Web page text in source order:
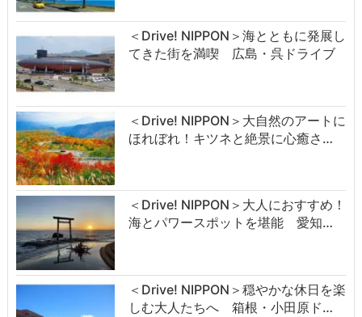
＜Drive! NIPPON＞海とともに発展し
てきた街を満喫 広島・呉ドライブ
＜Drive! NIPPON＞大自然のアートに
ほれぼれ！キツネと絶景に心癒さ…
＜Drive! NIPPON＞大人におすすめ！
海とパワースポットを堪能 愛知…
＜Drive! NIPPON＞穏やかな休日を楽
しむ大人たちへ 箱根・小田原ド…